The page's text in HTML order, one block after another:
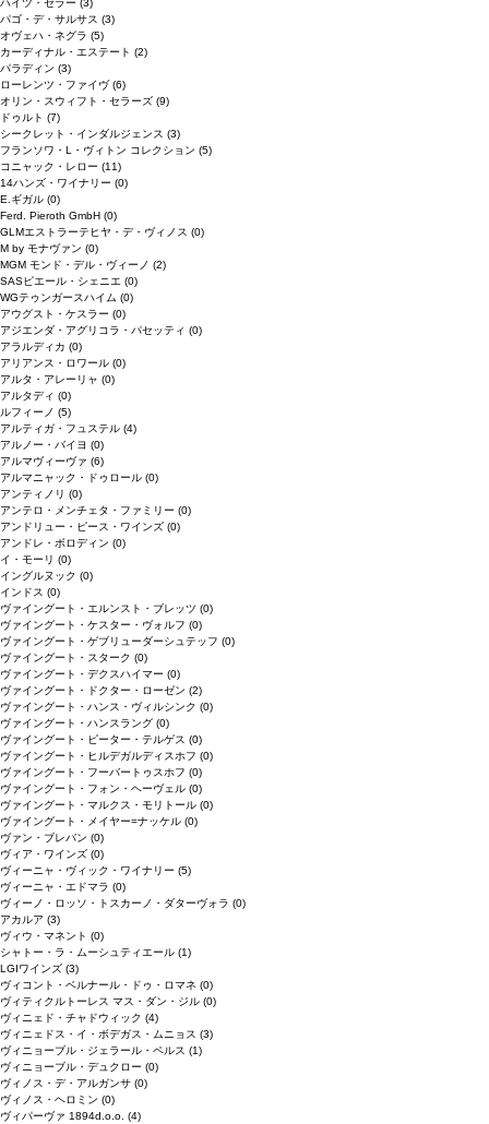
ハイツ・セラー (3)
パゴ・デ・サルサス (3)
オヴェハ・ネグラ (5)
カーディナル・エステート (2)
パラディン (3)
ローレンツ・ファイヴ(6)
オリン・スウィフト・セラーズ (9)
ドゥルト (7)
シークレット・インダルジェンス (3)
フランソワ・L・ヴィトン コレクション (5)
コニャック・レロー (11)
14ハンズ・ワイナリー (0)
E.ギガル (0)
Ferd. Pieroth GmbH (0)
GLMエストラーテヒヤ・デ・ヴィノス (0)
M by モナヴァン (0)
MGM モンド・デル・ヴィーノ (2)
SASピエール・シェニエ (0)
WGテゥンガースハイム (0)
アウグスト・ケスラー (0)
アジエンダ・アグリコラ・パセッティ (0)
アラルディカ (0)
アリアンス・ロワール (0)
アルタ・アレーリャ (0)
アルタディ (0)
ルフィーノ (5)
アルティガ・フュステル (4)
アルノー・バイヨ (0)
アルマヴィーヴァ (6)
アルマニャック・ドゥロール (0)
アンティノリ (0)
アンテロ・メンチェタ・ファミリー (0)
アンドリュー・ピース・ワインズ (0)
アンドレ・ボロディン (0)
イ・モーリ (0)
イングルヌック (0)
インドス (0)
ヴァイングート・エルンスト・ブレッツ (0)
ヴァイングート・ケスター・ヴォルフ (0)
ヴァイングート・ゲブリューダーシュテッフ (0)
ヴァイングート・スターク (0)
ヴァイングート・デクスハイマー (0)
ヴァイングート・ドクター・ローゼン (2)
ヴァイングート・ハンス・ヴィルシンク (0)
ヴァイングート・ハンスラング (0)
ヴァイングート・ピーター・テルゲス (0)
ヴァイングート・ヒルデガルディスホフ (0)
ヴァイングート・フーバートゥスホフ (0)
ヴァイングート・フォン・ヘーヴェル (0)
ヴァイングート・マルクス・モリトール (0)
ヴァイングート・メイヤー=ナッケル (0)
ヴァン・ブレバン (0)
ヴィア・ワインズ (0)
ヴィーニャ・ヴィック・ワイナリー (5)
ヴィーニャ・エドマラ (0)
ヴィーノ・ロッソ・トスカーノ・ダターヴォラ (0)
アカルア (3)
ヴィウ・マネント (0)
シャトー・ラ・ムーシュティエール (1)
LGIワインズ (3)
ヴィコント・ベルナール・ドゥ・ロマネ (0)
ヴィティクルトーレス マス・ダン・ジル (0)
ヴィニェド・チャドウィック (4)
ヴィニェドス・イ・ボデガス・ムニョス (3)
ヴィニョーブル・ジェラール・ペルス (1)
ヴィニョーブル・デュクロー (0)
ヴィノス・デ・アルガンサ (0)
ヴィノス・ヘロミン (0)
ヴィパーヴァ 1894d.o.o. (4)